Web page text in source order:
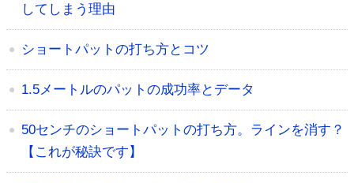
してしまう理由
ショートパットの打ち方とコツ
1.5メートルのパットの成功率とデータ
50センチのショートパットの打ち方。ラインを消す？
【これが秘訣です】